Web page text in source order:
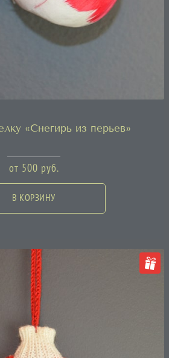
«Снегирь из перьев»
от 500 руб.
В КОРЗИНУ